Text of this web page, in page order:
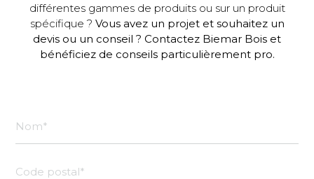
différentes gammes de produits ou sur un produit
spécifique ? Vous avez un projet et souhaitez un
devis ou un conseil ? Contactez Biemar Bois et
bénéficiez de conseils particulièrement pro.